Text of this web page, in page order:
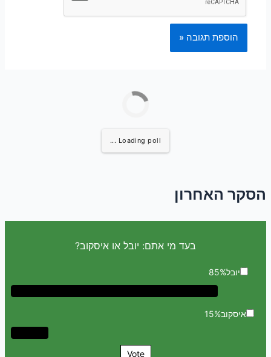
Loading poll ...
הסקר האחרון
בעד מי אתם: יובל או איסקוב?
יובל85%
איסקוב15%
Vote